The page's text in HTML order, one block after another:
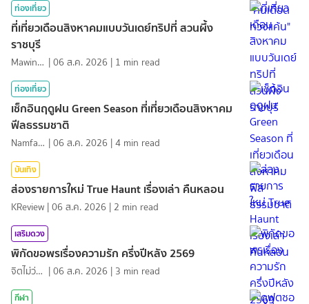
ท่องเที่ยว
ที่เที่ยวเดือนสิงหาคมแบบวันเดย์ทริปที่ สวนผึ้ง
ราชบุรี
MawinMatravel |06 ส.ค. 2026 | 1 min read
ท่องเที่ยว
เช็กอินฤดูฝน Green Season ที่เที่ยวเดือนสิงหาคม
ฟีลธรรมชาติ
NamfahPhupha |06 ส.ค. 2026 |4 min read
บันเทิง
ส่องรายการใหม่ True Haunt เรื่องเล่า คืนหลอน
KReview |06 ส.ค. 2026 | 2 min read
เสริมดวง
พิกัดขอพรเรื่องความรัก ครึ่งปีหลัง 2569
จิตไม่ว่าง |06 ส.ค. 2026 | 3 min read
กีฬา